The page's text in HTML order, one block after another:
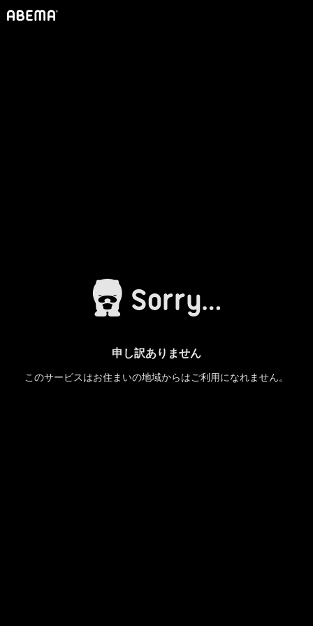
申し訳ありません
このサービスはお住まいの地域からはご利用になれません。